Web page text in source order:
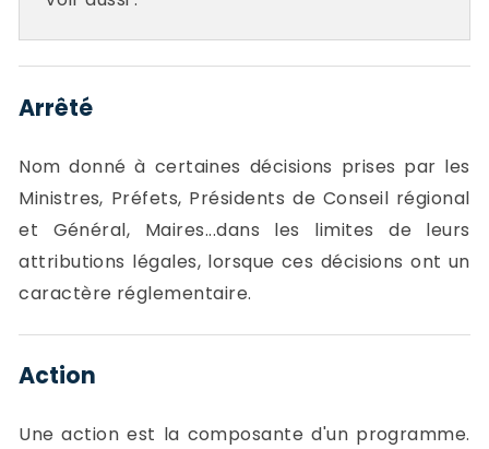
Arrêté
Nom donné à certaines décisions prises par les
Ministres, Préfets, Présidents de Conseil régional
et Général, Maires...dans les limites de leurs
attributions légales, lorsque ces décisions ont un
caractère réglementaire.
Action
Une action est la composante d'un programme.